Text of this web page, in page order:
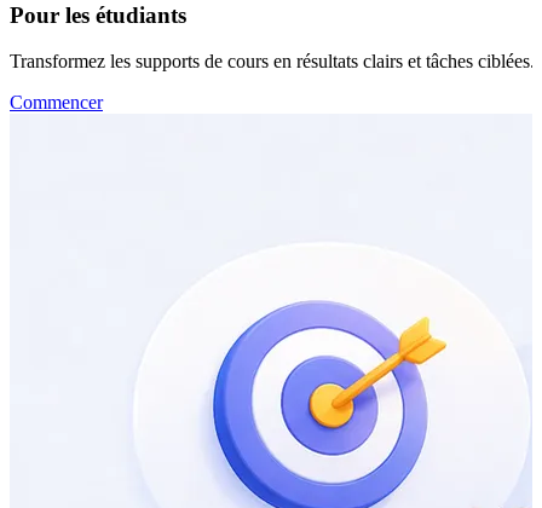
Pour les étudiants
Transformez les supports de cours en résultats clairs et tâches ciblées.
Commencer